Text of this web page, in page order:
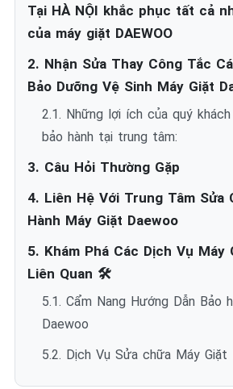
Tại HÀ NỘI khắc phục tất cả
của máy giặt DAEWOO
2. Nhận Sửa Thay Công Tắc
Bảo Dưỡng Vệ Sinh Máy Giặt
2.1. Những lợi ích của quý
bảo hành tại trung tâm:
3. Câu Hỏi Thường Gặp
4. Liên Hệ Với Trung Tâm Sửa
Hành Máy Giặt Daewoo
5. Khám Phá Các Dịch Vụ Máy
Liên Quan 🛠️
5.1. Cẩm Nang Hướng Dẫn Bảo
Daewoo
5.2. Dịch Vụ Sửa chữa Máy Giặt